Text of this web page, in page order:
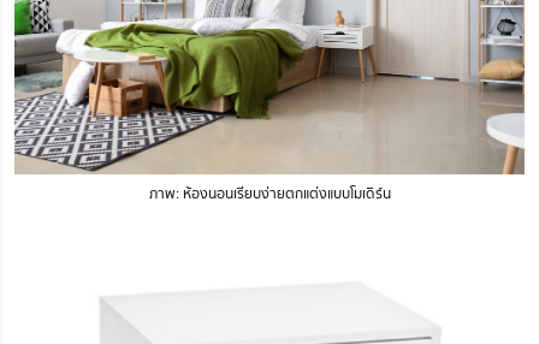
ภาพ: ห้องนอนเรียบง่ายตกแต่งแบบโมเดิร์น